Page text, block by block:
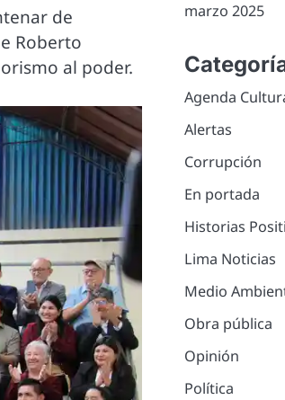
de
Roberto
al poder.
marzo 2025
Agenda
Alertas
Corrupción
En portada
Historias
Lima Noticias
Medio
Obra pública
Opinión
Política